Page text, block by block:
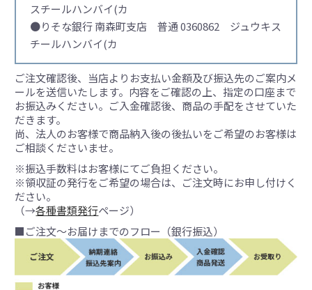
スチールハンバイ(カ
●りそな銀行 南森町支店 普通 0360862 ジュウキス
チールハンバイ(カ
ご注文確認後、当店よりお支払い金額及び振込先のご案内メ
ールを送信いたします。内容をご確認の上、指定の口座まで
お振込みください。ご入金確認後、商品の手配をさせていた
だきます。
尚、法人のお客様で商品納入後の後払いをご希望のお客様は
ご相談くださいませ。
※振込手数料はお客様にてご負担ください。
※領収証の発行をご希望の場合は、ご注文時にお申し付けく
ださい。
（→各種書類発行ページ）
■ご注文～お届けまでのフロー（銀行振込）